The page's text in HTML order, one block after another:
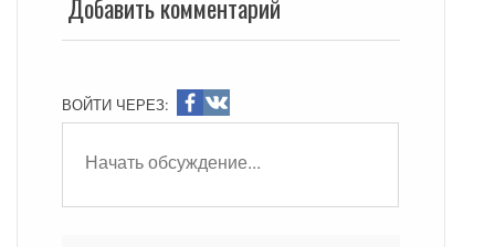
Добавить комментарий
ВОЙТИ ЧЕРЕЗ: